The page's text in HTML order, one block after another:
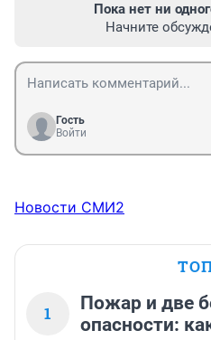
Пока нет ни
Начните
Гость
Войти
Новости СМИ2
1
Пожар и две
опасности: